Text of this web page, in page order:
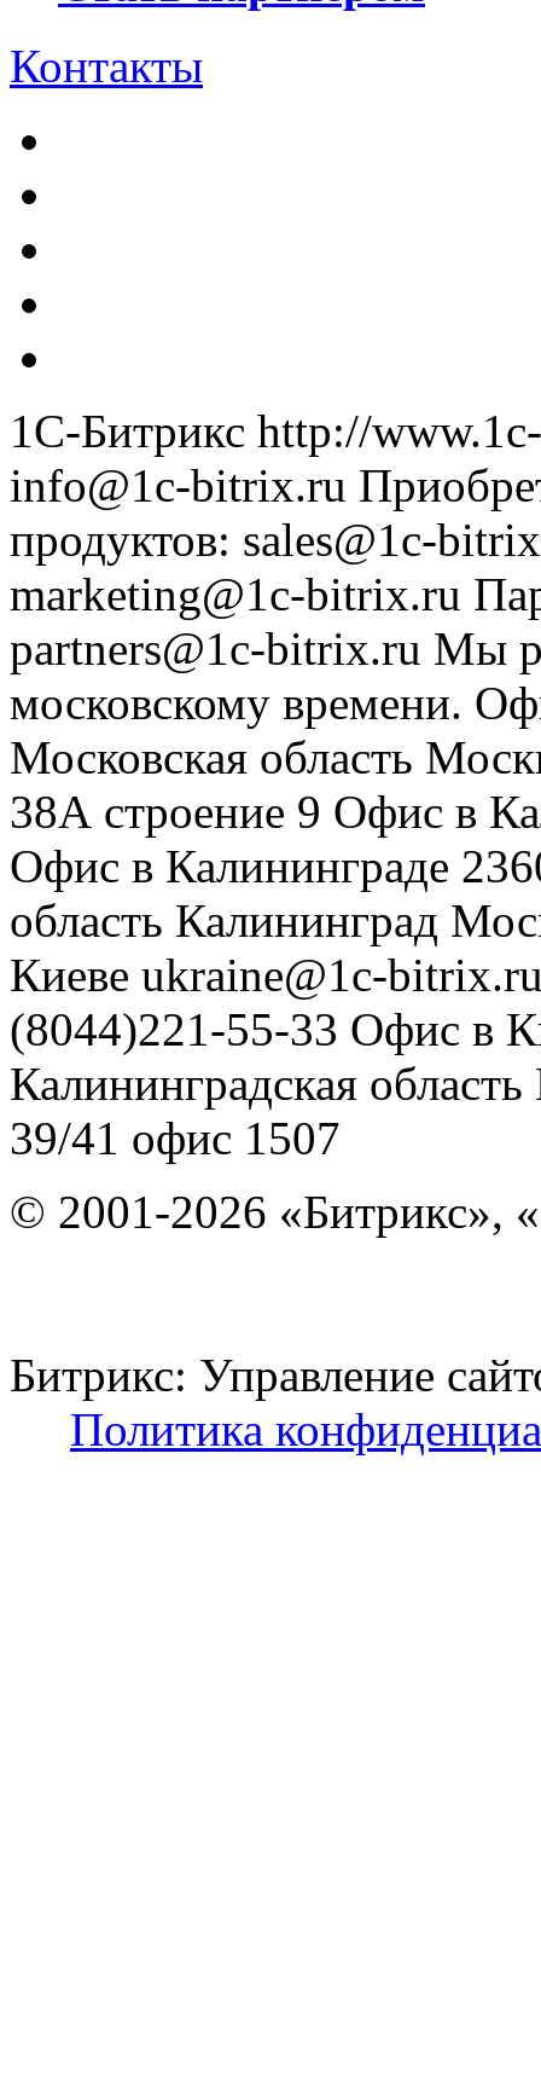
Контакты
1С-Битрикс http://
info@1c-bitrix.ru
продуктов: sales@1c-
marketing@1c-bitrix.ru
partners@1c-bitrix.ru Мы
московскому времени.
Московская область
38А строение 9 Офис в
Офис в Калининграде
область Калининград
Киеве ukraine@1c-
(8044)221-55-33 Офис в
Калининградская область
39/41 офис 1507
© 2001-2026 «Битрикс»,
Битрикс: Управление
Политика